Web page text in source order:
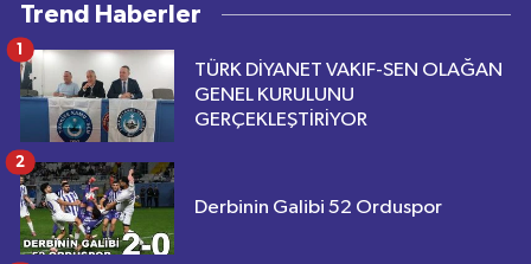
Trend Haberler
TÜRK DİYANET VAKIF-SEN OLAĞAN
GENEL KURULUNU
GERÇEKLEŞTİRİYOR
1
Derbinin Galibi 52 Orduspor
2